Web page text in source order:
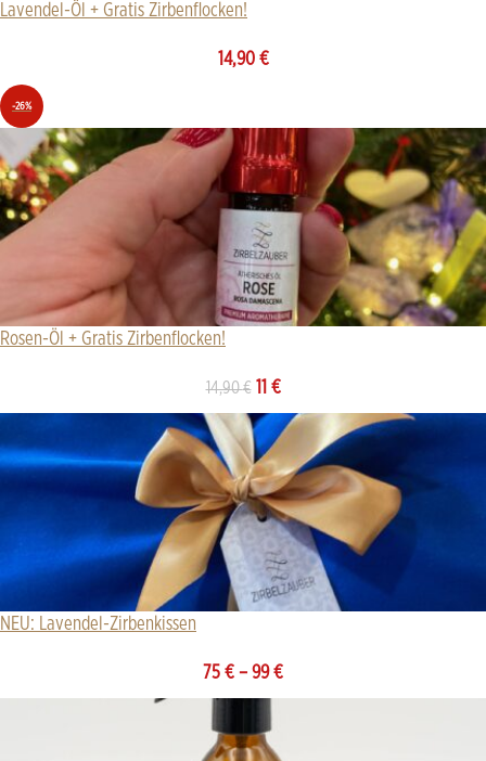
Lavendel-Öl + Gratis Zirbenflocken!
14,90 €
-26%
Rosen-Öl + Gratis Zirbenflocken!
14,90€ 11 €
NEU: Lavendel-Zirbenkissen
75 € – 99€